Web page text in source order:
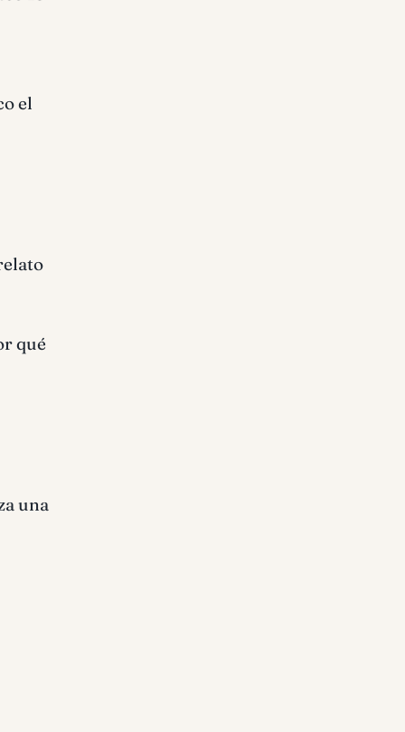
el
qué
una